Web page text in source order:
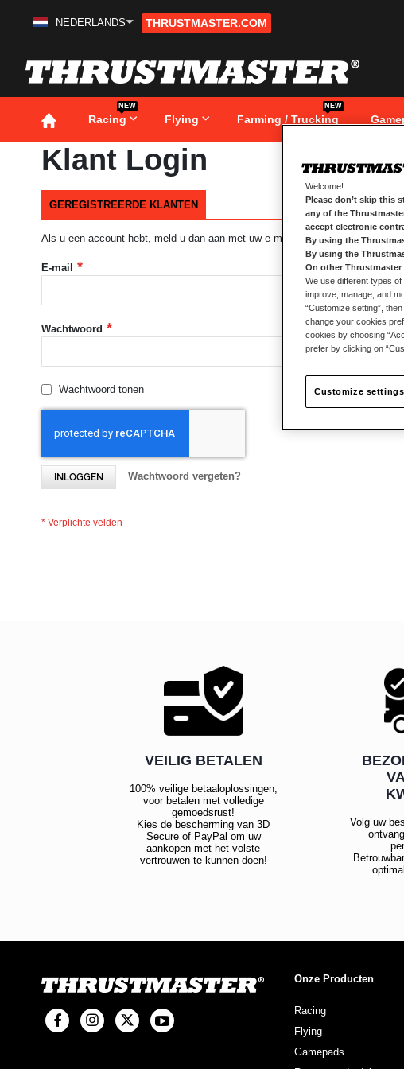
Ga
inhoud
NEDERLANDS THRUSTMASTER.COM
Racing
NEW
Flying Farming / Trucking
NEW
Klant Login
GEREGISTREERDE KLANTEN
Als u een account hebt, meld u dan aan met uw e-mailadres.
E-mail
Wachtwoord
Wachtwoord tonen
INLOGGEN Wachtwoord vergeten?
VEILIG BETALEN
100% veilige betaaloplossingen,
voor betalen met volledige
gemoedsrust!
Kies de bescherming van 3D
Secure of PayPal om uw
aankopen met het volste
vertrouwen te kunnen doen!
Volg uw
Onze Producten
Racing
Flying
Gamepads
Welcome!
Please don’t skip this
any of the
accept electronic
By using the
By using the
On other
We use different types
improve, manage, and
“Customize setting”,
change your cookies
cookies by choosing
prefer by clicking on
Customize settings